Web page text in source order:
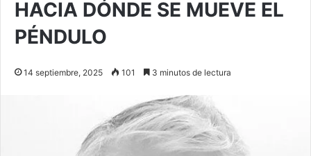
HACIA DÓNDE SE MUEVE EL
PÉNDULO
14 septiembre, 2025 101 3 minutos de lectura